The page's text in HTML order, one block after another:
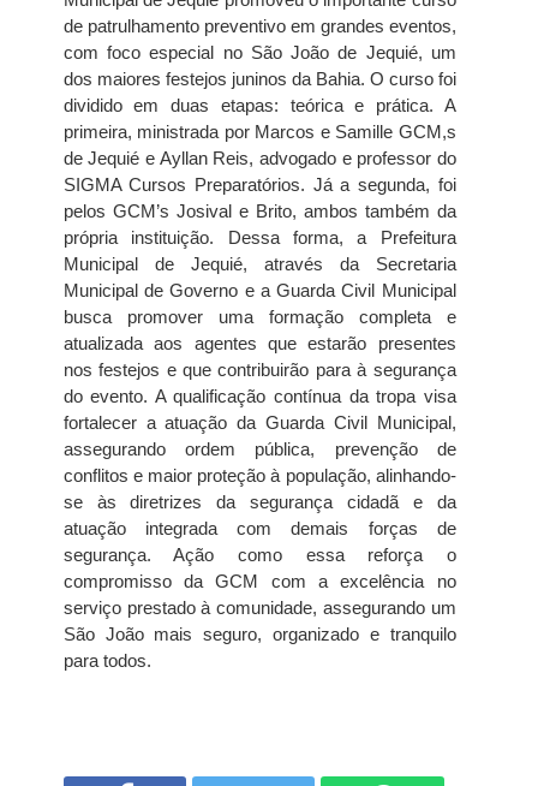
de patrulhamento preventivo em grandes eventos,
com foco especial no São João de Jequié, um
dos maiores festejos juninos da Bahia. O curso foi
dividido em duas etapas: teórica e prática. A
primeira, ministrada por Marcos e Samille GCM,s
de Jequié e Ayllan Reis, advogado e professor do
SIGMA Cursos Preparatórios. Já a segunda, foi
pelos GCM’s Josival e Brito, ambos também da
própria instituição. Dessa forma, a Prefeitura
Municipal de Jequié, através da Secretaria
Municipal de Governo e a Guarda Civil Municipal
busca promover uma formação completa e
atualizada aos agentes que estarão presentes
nos festejos e que contribuirão para à segurança
do evento. A qualificação contínua da tropa visa
fortalecer a atuação da Guarda Civil Municipal,
assegurando ordem pública, prevenção de
conflitos e maior proteção à população, alinhando-
se às diretrizes da segurança cidadã e da
atuação integrada com demais forças de
segurança. Ação como essa reforça o
compromisso da GCM com a excelência no
serviço prestado à comunidade, assegurando um
São João mais seguro, organizado e tranquilo
para todos.